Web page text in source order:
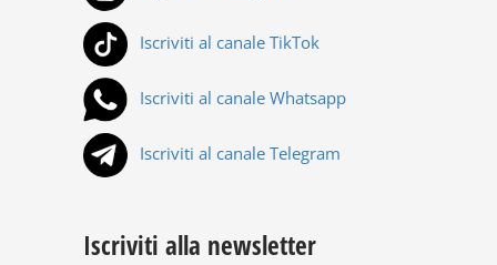
Iscriviti al canale TikTok
Iscriviti al canale Whatsapp
Iscriviti al canale Telegram
Iscriviti alla newsletter